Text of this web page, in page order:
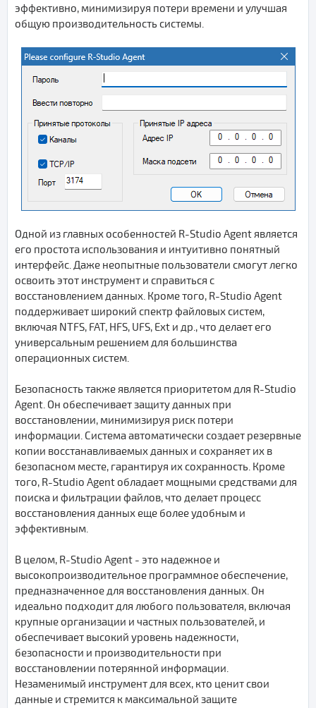
эффективно, минимизируя потери времени и улучшая
общую производительность системы.
Одной из главных особенностей R-Studio Agent является
его простота использования и интуитивно понятный
интерфейс. Даже неопытные пользователи смогут легко
освоить этот инструмент и справиться с
восстановлением данных. Кроме того, R-Studio Agent
поддерживает широкий спектр файловых систем,
включая NTFS, FAT, HFS, UFS, Ext и др., что делает его
универсальным решением для большинства
операционных систем.
Безопасность также является приоритетом для R-Studio
Agent. Он обеспечивает защиту данных при
восстановлении, минимизируя риск потери
информации. Система автоматически создает резервные
копии восстанавливаемых данных и сохраняет их в
безопасном месте, гарантируя их сохранность. Кроме
того, R-Studio Agent обладает мощными средствами для
поиска и фильтрации файлов, что делает процесс
восстановления данных еще более удобным и
эффективным.
В целом, R-Studio Agent - это надежное и
высокопроизводительное программное обеспечение,
предназначенное для восстановления данных. Он
идеально подходит для любого пользователя, включая
крупные организации и частных пользователей, и
обеспечивает высокий уровень надежности,
безопасности и производительности при
восстановлении потерянной информации.
Незаменимый инструмент для всех, кто ценит свои
данные и стремится к максимальной защите